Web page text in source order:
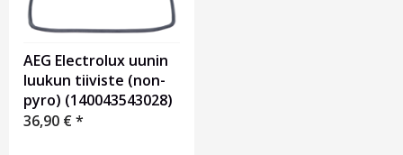
AEG Electrolux uunin
luukun tiiviste (non-
pyro) (140043543028)
36,90 €*